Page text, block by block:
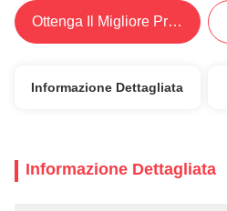
Ottenga Il Migliore Prezzo
Informazione Dettagliata
Informazione Dettagliata